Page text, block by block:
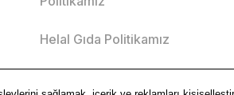
Helal Gıda Politikamız